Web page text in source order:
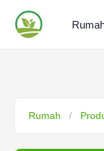
Rumah /